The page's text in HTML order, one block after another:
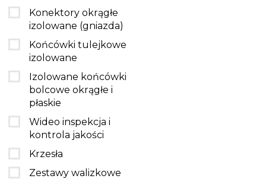
Konektory okrągłe
izolowane (gniazda)
Końcówki tulejkowe
izolowane
Izolowane końcówki
bolcowe okrągłe i
płaskie
Wideo inspekcja i
kontrola jakości
Krzesła
Zestawy walizkowe